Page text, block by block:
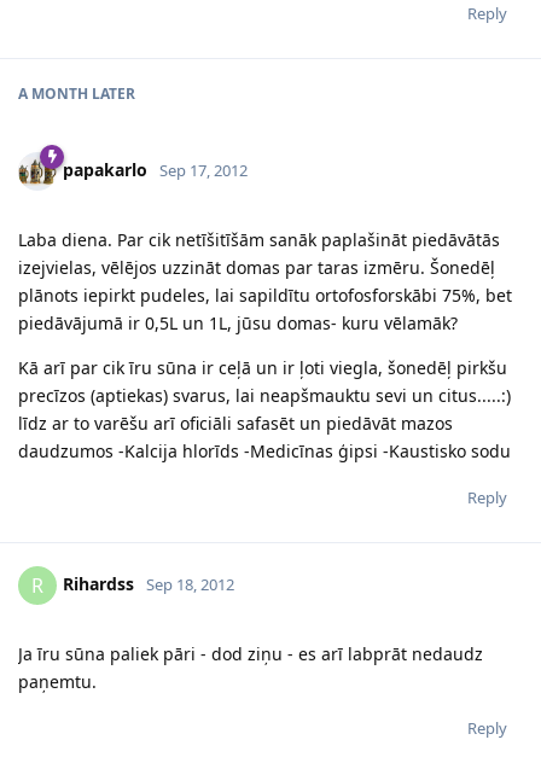
Reply
A MONTH LATER
papakarlo Sep 17, 2012
Laba diena. Par cik netīšitīšām sanāk paplašināt piedāvātās
izejvielas, vēlējos uzzināt domas par taras izmēru. Šonedēļ
plānots iepirkt pudeles, lai sapildītu ortofosforskābi 75%, bet
piedāvājumā ir 0,5L un 1L, jūsu domas- kuru vēlamāk?
Kā arī par cik īru sūna ir ceļā un ir ļoti viegla, šonedēļ pirkšu
precīzos (aptiekas) svarus, lai neapšmauktu sevi un citus.....:)
līdz ar to varēšu arī oficiāli safasēt un piedāvāt mazos
daudzumos -Kalcija hlorīds -Medicīnas ģipsi -Kaustisko sodu
Reply
R Rihardss Sep 18, 2012
Ja īru sūna paliek pāri - dod ziņu - es arī labprāt nedaudz
paņemtu.
Reply